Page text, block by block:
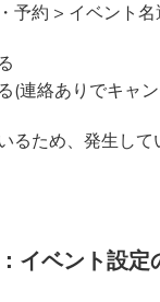
予約 > イベント
(連絡ありでキャ
るため、発生して
イベント設定